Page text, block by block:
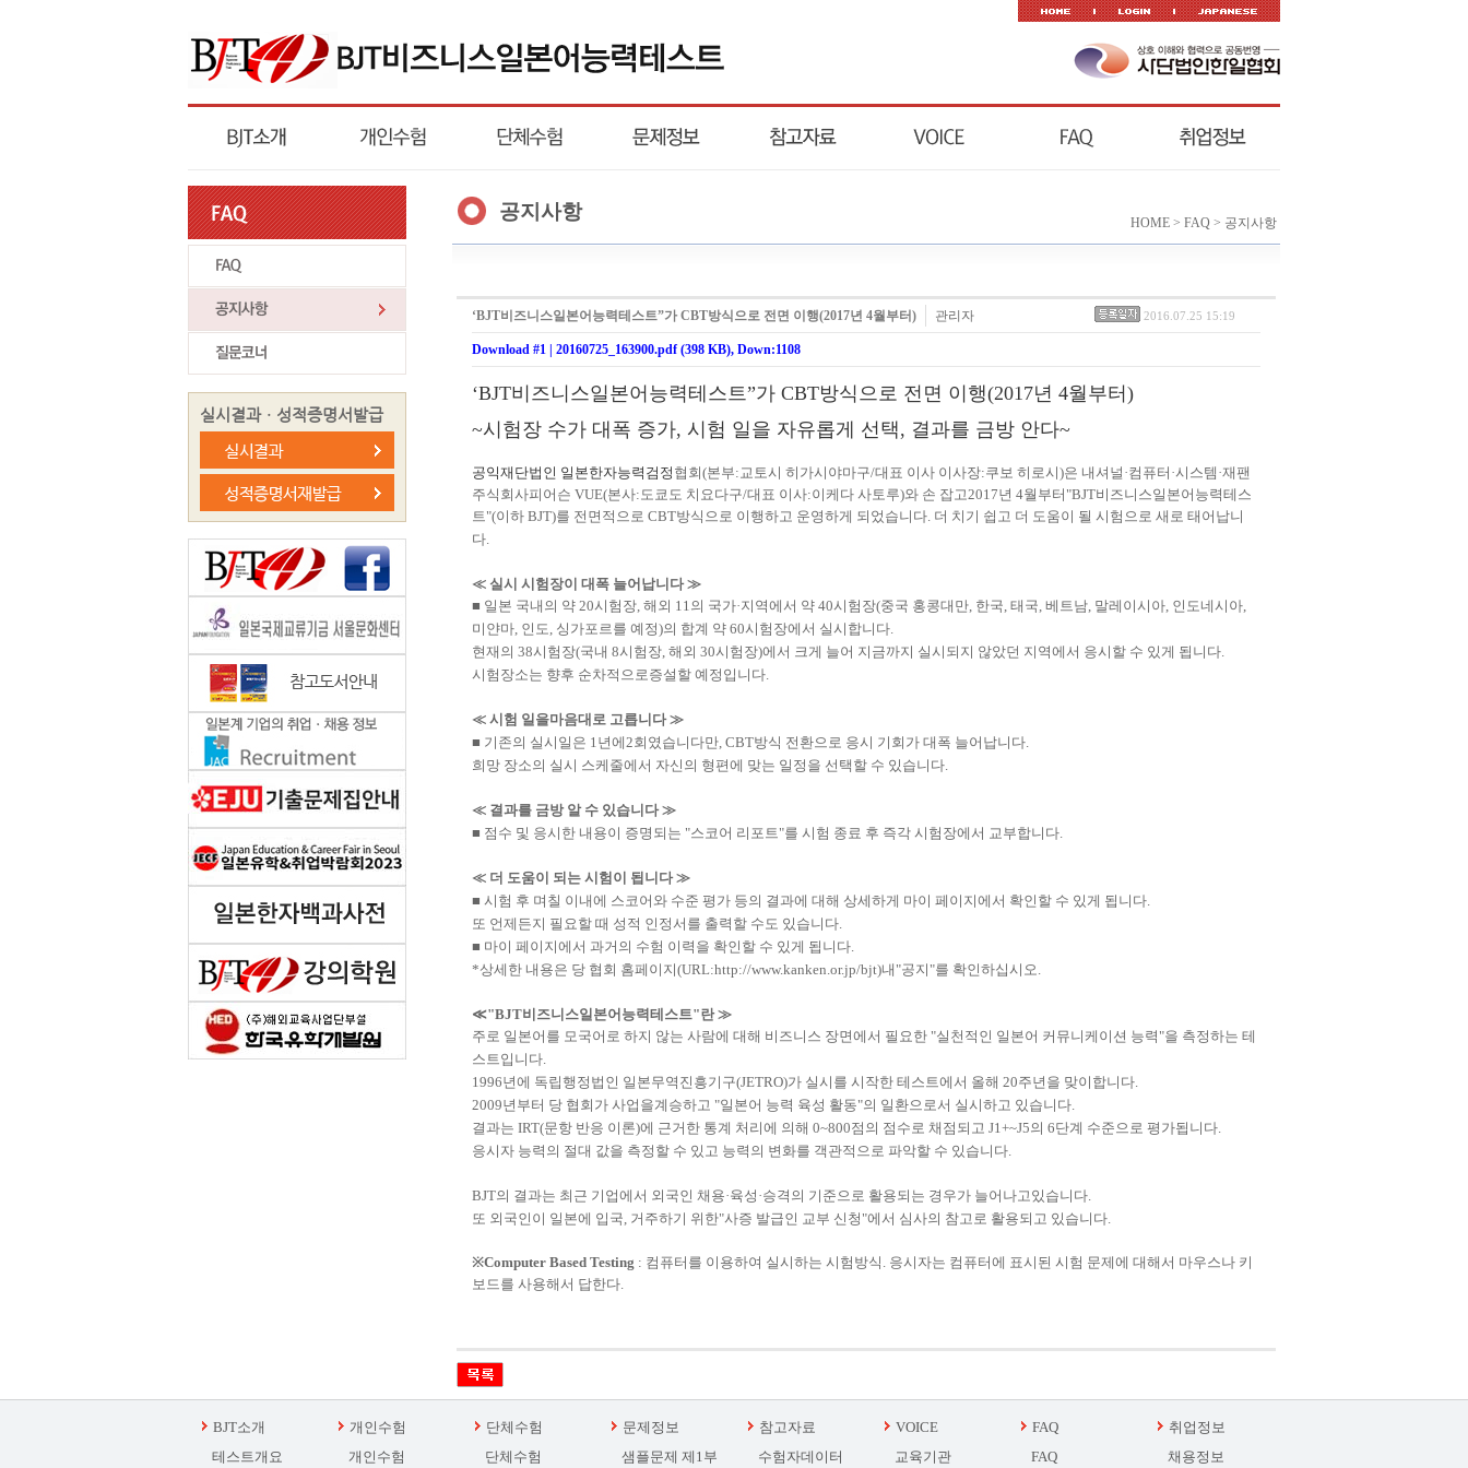
실시결과ㆍ성적증명서발급
공지사항 HOME > FAQ > 공지사항
‘BJT 비즈니스일본어능력테스트 ” 가 CBT 방식으로 전면 이행 (2017 년 4 월부터 ) 관리자 2016.07.25 15:19
Download #1 | 20160725_163900.pdf (398 KB), Down:1108
‘BJT비즈니스일본어능력테스트”가 CBT방식으로 전면 이행(2017년 4월부터 )
~시험장 수가 대폭 증가, 시험 일을 자유롭게 선택, 결과를 금방 안다~
공익재단법인 일본한자능력 검정 협회(본부:교토시 히가시야마구/대표 이사 이사장:쿠보 히로시)은 내셔널 ·컴퓨터·시스템 ·재팬
주식회사피어슨 VUE(본사:도쿄도 치요다구/대표 이사:이케다 사토루)와 손 잡고2017년 4월부터 "BJT비즈니스일본어 능력테스
트"(이하 BJT)를 전면적으로 CBT방식으로 이행하고 운영하게 되었습니다. 더 치기 쉽고 더 도움이 될 시험으로 새로 태어납니
다.
≪ 실시 시험장이 대폭 늘어납니다 ≫
■ 일본 국내 의 약 20시험장, 해외 11의 국가·지역에서 약 40시험장(중국 홍콩대만, 한국, 태국, 베트남, 말레이시아, 인도네시아,
미얀마, 인도, 싱가포르를 예정)의 합계 약 60시험장에서 실시합니다.
현재 의 38시험장(국내 8시험장, 해외 30시험장)에서 크게 늘어 지금까지 실시 되지 않았던 지역에서 응시 할 수 있게 됩니다.
시험장소는 향후 순차적으로증설 할 예정입니다.
≪ 시험 일을마음대로 고릅니다 ≫
■ 기존의 실시일 은 1년에2회였습니다만, CBT방식 전환으로 응시 기회가 대폭 늘어납니다.
희망 장소의 실시 스케줄에서 자신의 형편에 맞는 일정을 선택할 수 있습니다.
≪ 결과를 금방 알 수 있습니다 ≫
■ 점수 및 응시한 내용이 증명 되는 "스코어 리포트"를 시험 종료 후 즉각 시험장에서 교부합니다.
≪ 더 도움이 되는 시험이 됩니다 ≫
■ 시험 후 며칠 이내에 스코어 와 수준 평가 등의 결과에 대해 상세하게 마이 페이지에서 확인 할 수 있게 됩니다.
또 언제든지 필요할 때 성적 인정서를 출력할 수도 있습니다.
■ 마이 페이지에서 과거 의 수험 이력을 확인 할 수 있게 됩니다.
*상세 한 내용은 당 협회 홈페이지(URL:http://www.kanken.or.jp/bjt)내 "공지 "를 확인하십시오.
≪"BJT비즈니스일본어 능력테스트"란 ≫
주로 일본어 를 모국어로 하지 않는 사람에 대해 비즈니스 장면에서 필요한 "실천적인 일본어 커뮤니케이션 능력 "을 측정하는 테
스트입니다.
1996년에 독립행정 법인 일본무역진흥기구(JETRO)가 실시 를 시작한 테스트에서 올해 20주년을 맞이합니다.
2009년부터 당 협회 가 사업을계승하고 "일본어 능력 육성 활동"의 일환으로서 실시하고 있습니다.
결과는 IRT(문항 반응 이론)에 근거한 통계 처리에 의해 0~800점 의 점수로 채점 되고 J1+~J5의 6단계 수준으로 평가됩니다.
응시자 능력 의 절대 값을 측정할 수 있고 능력 의 변화를 객관적으로 파악할 수 있습니다.
BJT의 결과는 최근 기업에서 외국인 채용·육성 ·승격 의 기준으로 활용되는 경우가 늘어나고있습니다.
또 외국인이 일본에 입국, 거주하기 위한"사증 발급인 교부 신청 "에서 심사의 참고로 활용되 고 있습니다.
※Computer Based Testing : 컴퓨터를 이용하여 실시하는 시험 방식 . 응시자는 컴퓨터에 표시 된 시험 문제에 대해서 마우스나 키
보드를 사용해 서 답한다.
BJT소개
테스트개요
개인수험
개인수험
단체수험
단체수험
문제정보
샘플문제 제1부
참고자료
수험자데이터
VOICE
교육기관
FAQ
FAQ
취업정보
채용정보